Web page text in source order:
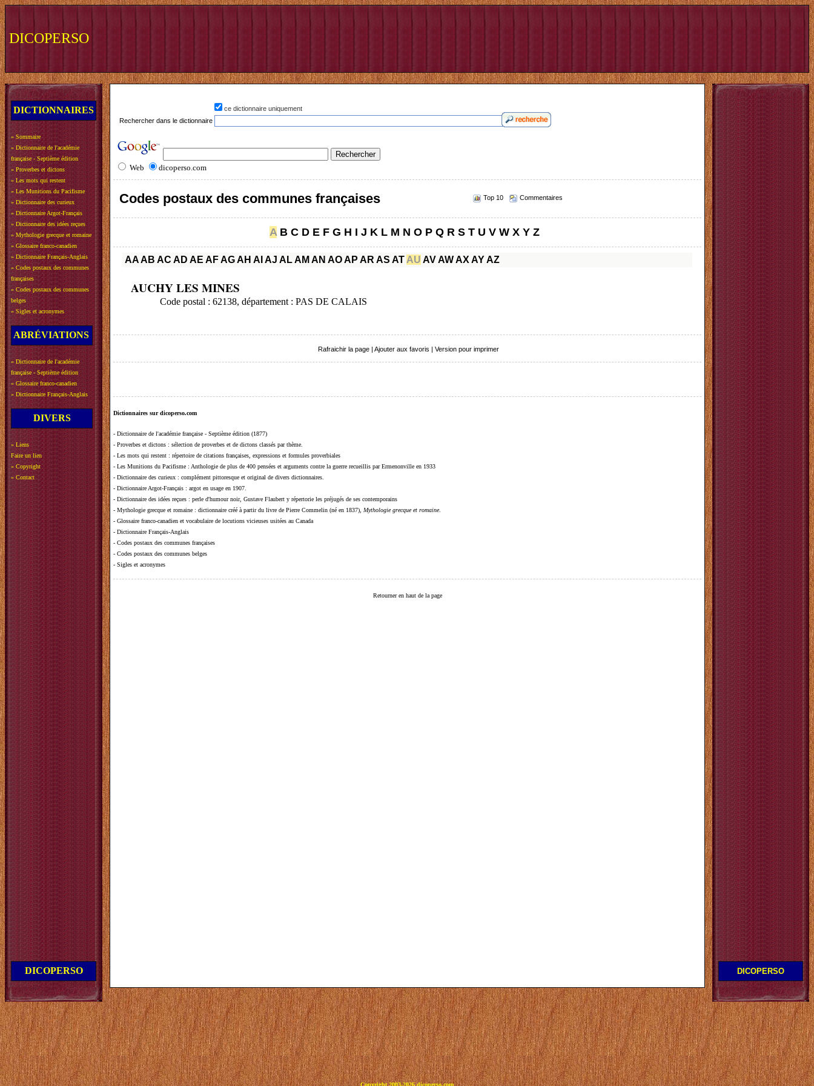
DICOPERSO
DICTIONNAIRES
» Sommaire
» Dictionnaire de l'académie
française - Septième édition
» Proverbes et dictons
» Les mots qui restent
» Les Munitions du Pacifisme
» Dictionnaire des curieux
» Dictionnaire Argot-Français
» Dictionnaire des idées reçues
» Mythologie grecque et romaine
» Glossaire franco-canadien
» Dictionnaire Français-Anglais
» Codes postaux des communes
françaises
» Codes postaux des communes
belges
» Sigles et acronymes
ABRÉVIATIONS
» Dictionnaire de l'académie
française - Septième édition
» Glossaire franco-canadien
» Dictionnaire Français-Anglais
DIVERS
» Liens
Faire un lien
» Copyright
» Contact
DICOPERSO
ce dictionnaire uniquement
Rechercher dans le dictionnaire
Web dicoperso.com
Codes postaux des communes françaises Top 10 Commentaires
A B C D E F G H I J K L M N O P Q R S T U V W X Y Z
AAAB AC AD AE AFAGAH AI AJ ALAM AN AOAP AR AS AT AU AVAWAX AYAZ
AUCHY LES MINES
Code postal : 62138, département : PAS DE CALAIS
Rafraichir la page | Ajouter aux favoris | Version pour imprimer
Dictionnaires sur dicoperso.com
- Dictionnaire de l'académie française - Septième édition (1877)
- Proverbes et dictons : sélection de proverbes et de dictons classés par thème.
- Les mots qui restent : répertoire de citations françaises, expressions et formules proverbiales
- Les Munitions du Pacifisme : Anthologie de plus de 400 pensées et arguments contre la guerre recueillis par Ermenonville en 1933
- Dictionnaire des curieux : complément pittoresque et original de divers dictionnaires.
- Dictionnaire Argot-Français : argot en usage en 1907.
- Dictionnaire des idées reçues : perle d'humour noir, Gustave Flaubert y répertorie les préjugés de ses contemporains
- Mythologie grecque et romaine : dictionnaire créé à partir du livre de Pierre Commelin (né en 1837), Mythologie grecque et romaine.
- Glossaire franco-canadien et vocabulaire de locutions vicieuses usitées au Canada
- Dictionnaire Français-Anglais
- Codes postaux des communes françaises
- Codes postaux des communes belges
- Sigles et acronymes
Retourner en haut de la page
DICOPERSO
Copyright 2003-2026 dicoperso.com